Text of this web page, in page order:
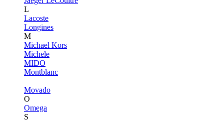
L
Lacoste
Longines
M
Michael Kors
Michele
MIDO
Montblanc
Movado
O
Omega
S